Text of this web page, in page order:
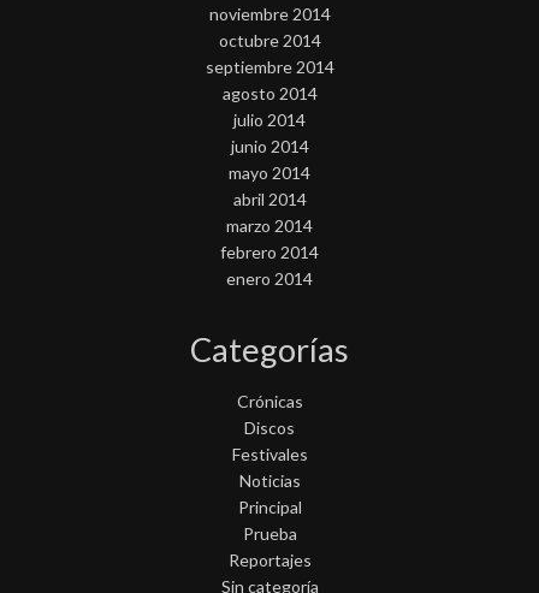
noviembre 2014
octubre 2014
septiembre 2014
agosto 2014
julio 2014
junio 2014
mayo 2014
abril 2014
marzo 2014
febrero 2014
enero 2014
Categorías
Crónicas
Discos
Festivales
Noticias
Principal
Prueba
Reportajes
Sin categoría